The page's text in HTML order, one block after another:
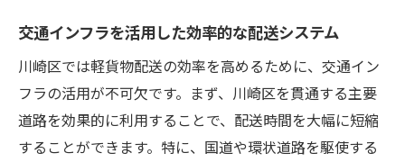
ョン術
クライアント満足度を高めるサービス改善
企業ニーズに応じた柔軟な配送スケジュー
ル
オンライン予約システムの導入効果
交通インフラを活用した効率的な配送システム
川崎区では軽貨物配送の効率を高めるために、交通イン
フラの活用が不可欠です。まず、川崎区を貫通する主要
道路を効果的に利用することで、配送時間を大幅に短縮
することができます。特に、国道や環状道路を駆使する